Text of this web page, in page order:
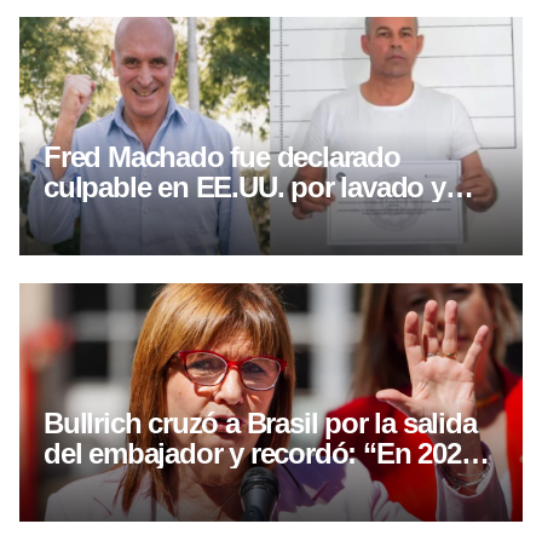
Fred Machado fue declarado
culpable en EE.UU. por lavado y
fraude
Bullrich cruzó a Brasil por la salida
del embajador y recordó: “En 2025,
Lula visitó a la presidiaria Kirchner”